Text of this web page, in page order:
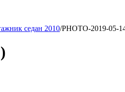
седан 2010/PHOTO-2019-05-